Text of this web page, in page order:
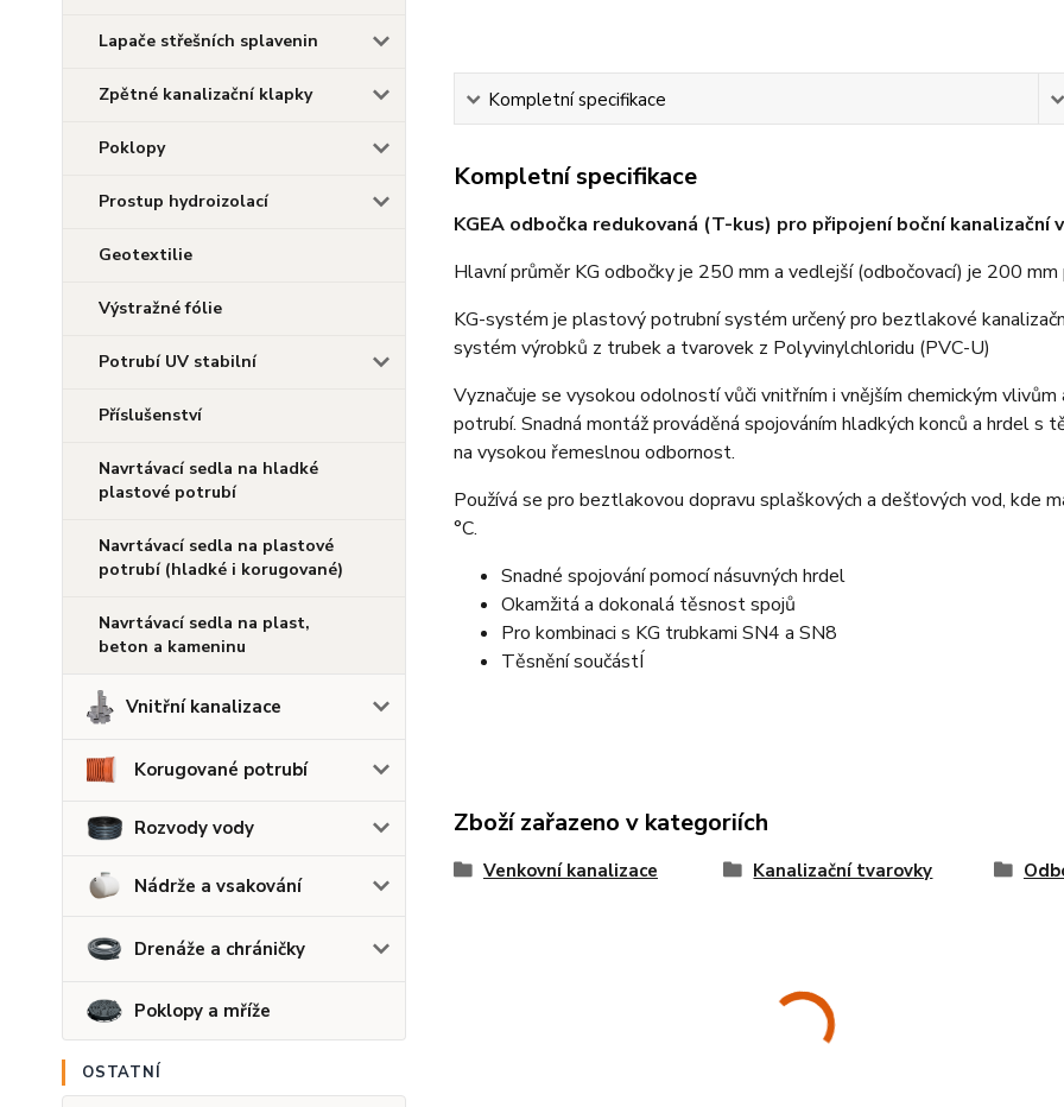
Lapače střešních splavenin
Zpětné kanalizační klapky
Poklopy
Prostup hydroizolací
Geotextilie
Výstražné fólie
Potrubí UV stabilní
Příslušenství
Navrtávací sedla na hladké
plastové potrubí
Navrtávací sedla na plastové
potrubí (hladké i korugované)
Navrtávací sedla na plast,
beton a kameninu
Vnitřní kanalizace
Korugované potrubí
Rozvody vody
Nádrže a vsakování
Drenáže a chráničky
Poklopy a mříže
OSTATNÍ
Kompletní specifikace
Kompletní specifikace
KGEA odbočka redukovaná (T-kus) pro připojení boční kanalizační
Hlavní průměr KG odbočky je 250 mm a vedlejší (odbočovací) je 200
KG-systém je plastový potrubní systém určený pro beztlakové
systém výrobků z trubek a tvarovek z Polyvinylchloridu (PVC-U)
Vyznačuje se vysokou odolností vůči vnitřním i vnějším chemickým
potrubí. Snadná montáž prováděná spojováním hladkých konců a hrdel s
na vysokou řemeslnou odbornost.
Používá se pro beztlakovou dopravu splaškových a dešťových vod, kde
°C.
Snadné spojování pomocí násuvných hrdel
Okamžitá a dokonalá těsnost spojů
Pro kombinaci s KG trubkami SN4 a SN8
Těsnění součástÍ
Zboží zařazeno v kategoriích
Venkovní kanalizace Kanalizační tvarovky